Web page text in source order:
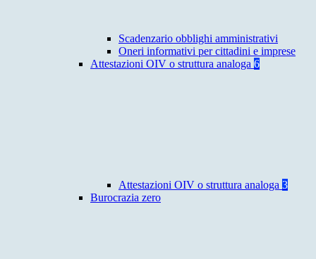
Scadenzario obblighi amministrativi
Oneri informativi per cittadini e imprese
Attestazioni OIV o struttura analoga 6
Attestazioni OIV o struttura analoga 3
Burocrazia zero